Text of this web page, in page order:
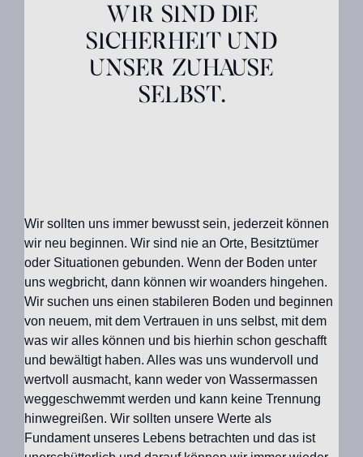
Wir sind die
Sicherheit und
unser Zuhause
selbst.
Wir sollten uns immer bewusst sein, jederzeit können
wir neu beginnen. Wir sind nie an Orte, Besitztümer
oder Situationen gebunden. Wenn der Boden unter
uns wegbricht, dann können wir woanders hingehen.
Wir suchen uns einen stabileren Boden und beginnen
von neuem, mit dem Vertrauen in uns selbst, mit dem
was wir alles können und bis hierhin schon geschafft
und bewältigt haben. Alles was uns wundervoll und
wertvoll ausmacht, kann weder von Wassermassen
weggeschwemmt werden und kann keine Trennung
hinwegreißen. Wir sollten unsere Werte als
Fundament unseres Lebens betrachten und das ist